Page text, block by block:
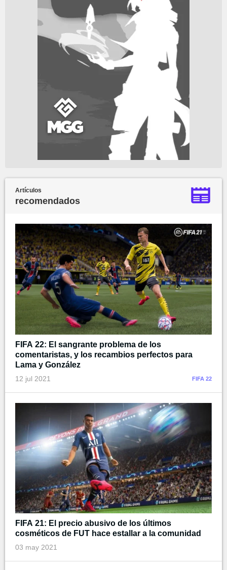
Artículos
recomendados
FIFA 22: El sangrante problema de los
comentaristas, y los recambios perfectos para
Lama y González
12 jul 2021 FIFA 22
FIFA 21: El precio abusivo de los últimos
cosméticos de FUT hace estallar a la comunidad
03 may 2021